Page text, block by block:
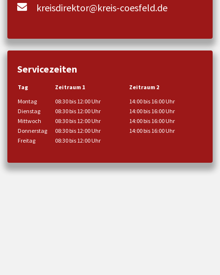
kreisdirektor@kreis-coesfeld.de
Servicezeiten
Tag Zeitraum 1
Zeitraum 2
Montag
08:30 bis 12:00 Uhr
14:00 bis 16:00 Uhr
Dienstag
08:30 bis 12:00 Uhr
14:00 bis 16:00 Uhr
Mittwoch
08:30 bis 12:00 Uhr
14:00 bis 16:00 Uhr
Donnerstag
08:30 bis 12:00 Uhr
14:00 bis 16:00 Uhr
Freitag
08:30 bis 12:00 Uhr